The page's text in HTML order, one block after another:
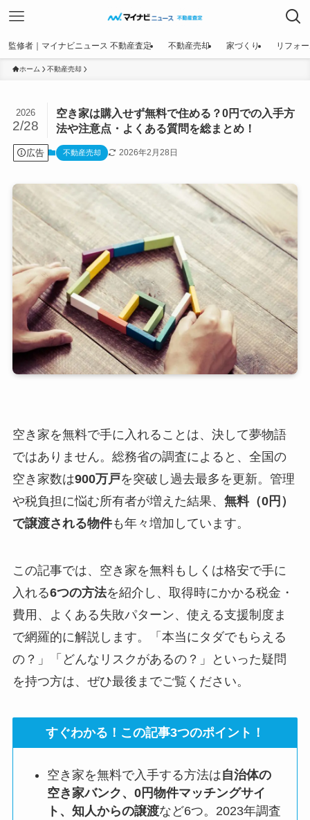
監修者｜マイナビニュース 不動産査定 不動産売却 家づくり リフォ
ホーム 不動産売却
空き家は購入せず無料で住める？0円での入手方
法や注意点・よくある質問を総まとめ！
2026
2/28
広告 不動産売却 2026年2月28日
空き家を無料で手に入れることは、決して夢物語
ではありません。総務省の調査によると、全国の
空き家数は900万戸を突破し過去最多を更新。管理
や税負担に悩む所有者が増えた結果、 無料（0円）
で譲渡される物件も年々増加しています。
この記事では、空き家を無料もしくは格安で手に
入れる6つの方法を紹介し、取得時にかかる税金・
費用、よくある失敗パターン、使える支援制度ま
で網羅的に解説します。「本当にタダでもらえる
の？」「どんなリスクがあるの？」といった疑問
を持つ方は、ぜひ最後までご覧ください。
すぐわかる！この記事3つのポイント！
空き家を無料で入手する方法は自治体の
空き家バンク、0円物件マッチングサイ
ト、知人からの譲渡など6つ。2023年調査